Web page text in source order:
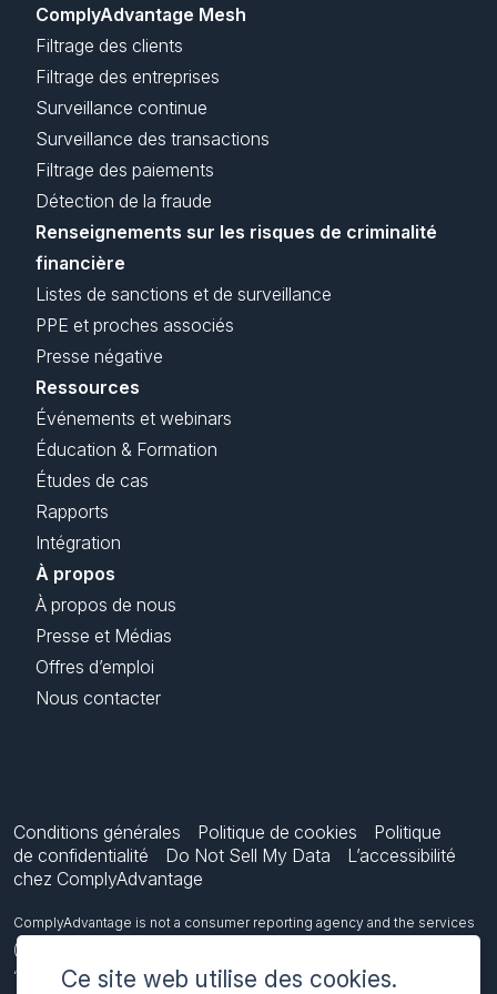
Ce site web utilise des cookies.
ComplyAdvantage Mesh
Filtrage des clients
Filtrage des entreprises
Surveillance continue
Surveillance des transactions
Filtrage des paiements
Détection de la fraude
Renseignements sur les risques de criminalité
financière
Listes de sanctions et de surveillance
PPE et proches associés
Presse négative
Ressources
Événements et webinars
Éducation & Formation
Études de cas
Rapports
Intégration
À propos
À propos de nous
Presse et Médias
Offres d’emploi
Nous contacter
Conditions générales Politique de cookies
Politique
de confidentialité
Do Not Sell My Data
L’accessibilité
chez ComplyAdvantage
ComplyAdvantage is not a consumer reporting agency and the services
(and the data provided as part of its services) do not constitute a
‘consumer report’ for the purposes of the Federal Fair Credit Reporting